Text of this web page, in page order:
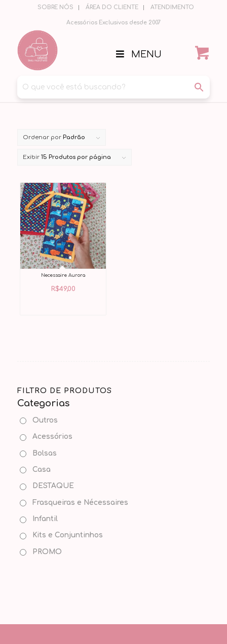
SOBRE NÓS ÁREA DO CLIENTE ATENDIMENTO
Acessórios Exclusivos desde 2007
MENU
Ordenar por Padrão
Exibir 15 Produtos por página
Necessaire Aurora
R$49,00
FILTRO DE PRODUTOS
Categorias
Outros
Acessórios
Bolsas
Casa
DESTAQUE
Frasqueiras e Nécessaires
Infantil
Kits e Conjuntinhos
PROMO